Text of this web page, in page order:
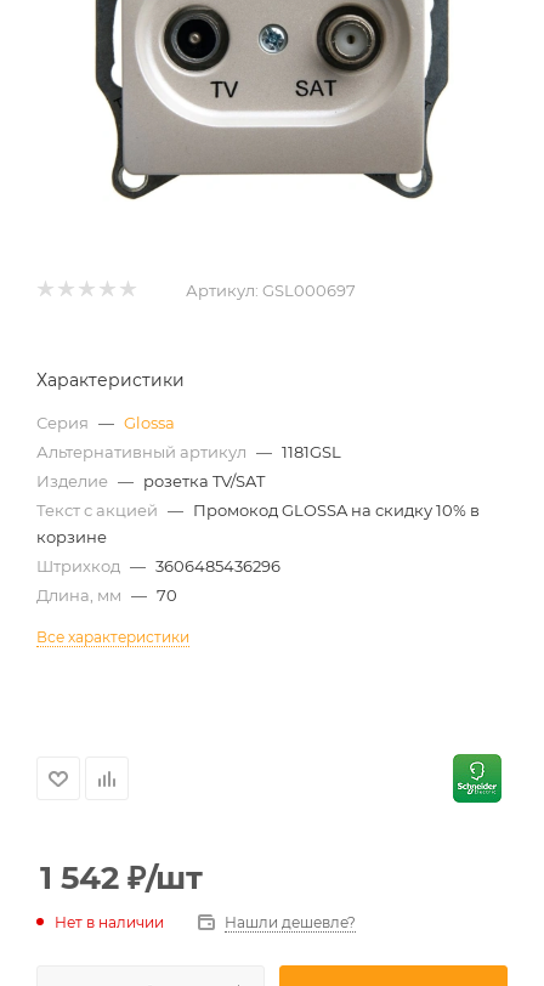
Артикул: GSL000697
Характеристики
Серия — Glossa
Альтернативный артикул — 1181GSL
Изделие — розетка TV/SAT
Текст с акцией — Промокод GLOSSA на скидку 10% в
корзине
Штрихкод — 3606485436296
Длина, мм — 70
Все характеристики
1 542 ₽/шт
Нет в наличии Нашли дешевле?